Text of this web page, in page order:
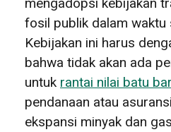
fosil publik dalam waktu
Kebijakan ini harus
bahwa tidak akan ada
untuk rantai nilai batu
pendanaan atau
ekspansi minyak dan